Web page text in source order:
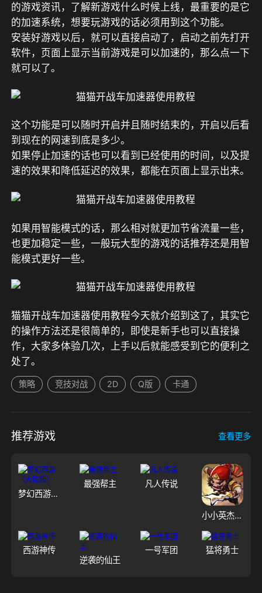
的游戏资讯，了解新游戏什么时候上线，最重要的是它
的加速系统，想要玩游戏的话必须用到这个功能。
安装好游戏以后，就可以直接启动了，启动之前先打开
软件，页面上显示当前游戏是可以加速的，那么点一下
就可以了。
这个功能是可以随时开启并且随时结束的，开启以后看
到现在的网速到底是多少。
如果停止加速的话也可以看到已经使用的时间，以及提
速的效果和降低延迟的效果，都能在页面上显示出来。
如果用智能模式的话，那么相对就更加节省流量一些，
也更加稳定一些，一般玩大型的游戏的话推荐还是用智
能模式更好一些。
猫猫开战车加速器使用教程今天就介绍到这了，其实它
的操作方法还是很简单的，即使是新手也可以直接操
作，大家多体验几次，上手以后就能感受到它的便利之
处了。
策略 竞技对战 2D Q版 卡通
推荐游戏 查看更多
梦幻西游（大陆服）
最强帮主 凡人传说
小小英杰：合战天下
西游神传
逆袭的仙王
一号军团 猛将勇士